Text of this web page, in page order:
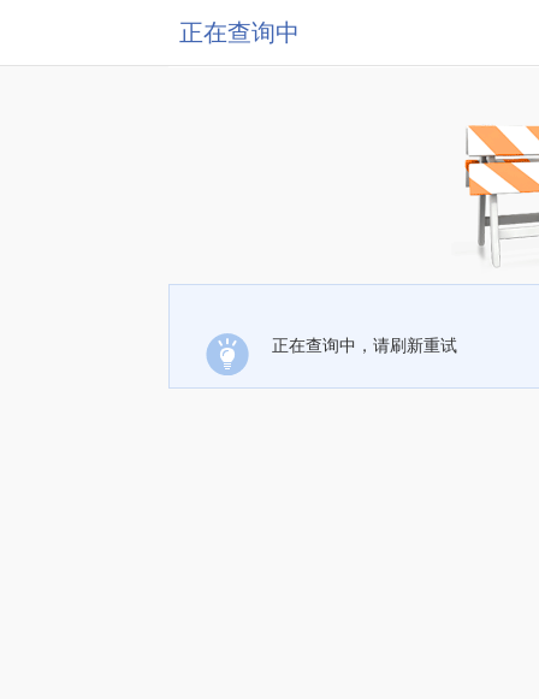
正在查询中
正在查询中，请刷新重试